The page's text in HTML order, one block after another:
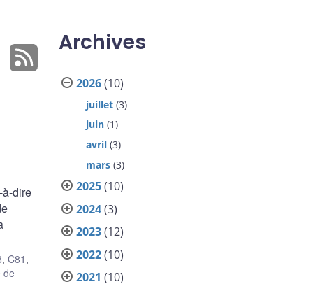
à-dire
,C81 ,
de
Archives
2026(10)
juillet (3)
juin (1)
avril (3)
mars (3)
2025(10)
2024(3)
2023(12)
2022(10)
2021 (10)